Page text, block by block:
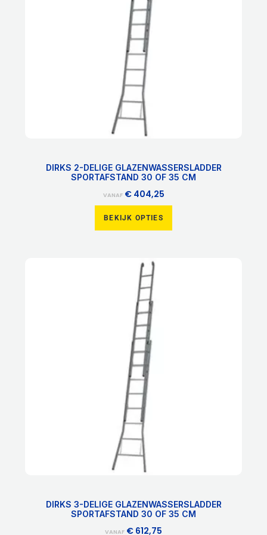
DIRKS 2-DELIGE GLAZENWASSERSLADDER
SPORTAFSTAND 30 OF 35 CM
VANAF €404,25
BEKIJK OPTIES
optie
kan
gekozen
worden
de
productpagina
DIRKS 3-DELIGE GLAZENWASSERSLADDER
SPORTAFSTAND 30 OF 35 CM
VANAF € 612,75
Dit
product
heeft
meerdere
variaties.
Deze
optie
kan
gekozen
worden
op
de
productpagina